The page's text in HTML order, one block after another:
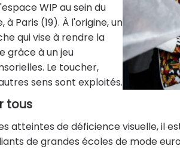
WIP au sein du
Paris (19). À l'origine, un
qui vise à rendre la
grâce à un jeu
Le toucher,
sens sont exploités.
tous
atteintes de déficience visuelle, il
de grandes écoles de mode